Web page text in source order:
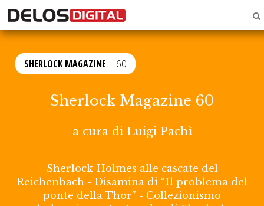
SHERLOCK MAGAZINE | 60
Sherlock Magazine 60
a cura di Luigi Pachì
Sherlock Holmes alle cascate del
Reichenbach - Disamina di “Il problema del
ponte della Thor” - Collezionismo